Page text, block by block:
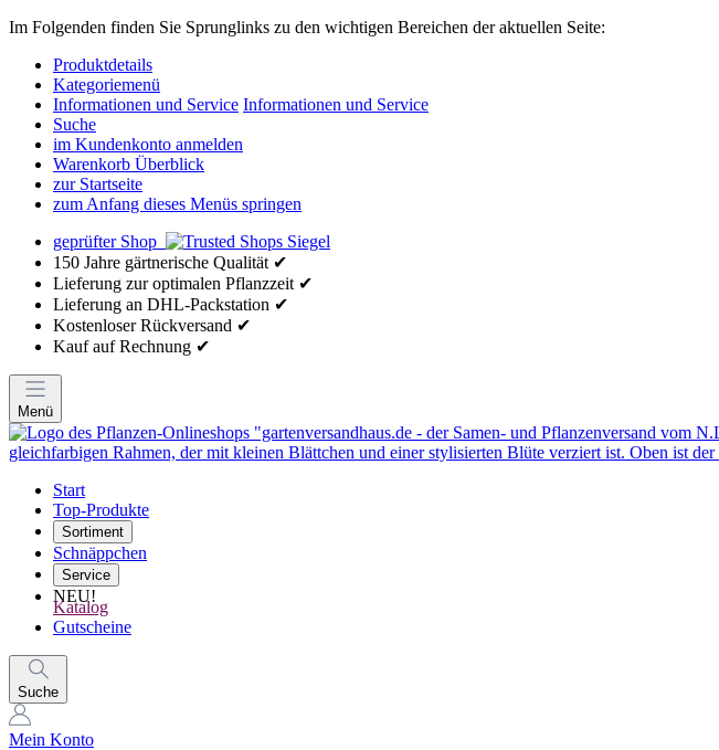
Im Folgenden finden Sie Sprunglinks zu den wichtigen Bereichen der aktuellen Seite:
Produktdetails
Kategoriemenü
Informationen und Service Informationen und Service
Suche
im Kundenkonto anmelden
Warenkorb Überblick
zur Startseite
zum Anfang dieses Menüs springen
geprüfter Shop
150 Jahre gärtnerische Qualität ✔
Lieferung zur optimalen Pflanzzeit ✔
Lieferung an DHL-Packstation ✔
Kostenloser Rückversand ✔
Kauf auf Rechnung ✔
Menü
Start
Top-Produkte
Sortiment
Schnäppchen
Service
NEU!
Katalog
Gutscheine
Suche
Mein Konto